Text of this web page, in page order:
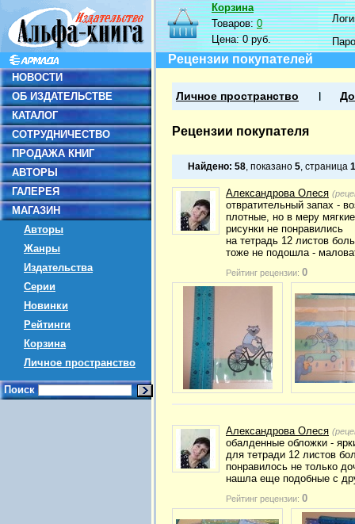
НОВОСТИ
ОБ ИЗДАТЕЛЬСТВЕ
КАТАЛОГ
СОТРУДНИЧЕСТВО
ПРОДАЖА КНИГ
АВТОРЫ
ГАЛЕРЕЯ
МАГАЗИН
Авторы
Жанры
Издательства
Серии
Новинки
Рейтинги
Корзина
Личное пространство
Поиск
Корзина
Товаров:0
Цена:0 руб.
Рецензии покупателей
Личное пространство
Рецензии покупателя
Найдено: 58, показано 5, страница
Александрова Олеся
отвратительный запах -
плотные, но в меру
рисунки не понравились
на тетрадь 12 листов
тоже не подошла -
Рейтинг рецензии: 0
Александрова Олеся
обалденные обложки -
для тетради 12 листов
понравилось не только
нашла еще подобные с
Рейтинг рецензии: 0